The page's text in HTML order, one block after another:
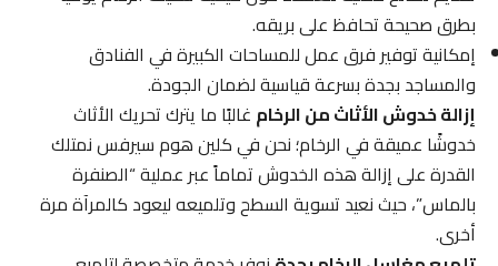
بطرق صحيحة تحافظ على بريقه.
إمكانية توفير فرق عمل للمساحات الكبيرة في الفنادق
والمساجد بجدة بسرعة قياسية لضمان الجودة.
إزالة خدوش الأثاث من الرخامغالبًا ما يترك تحريك الأثاث
خدوشًا عميقة في الرخام؛ نحن في كلين هوم سيرفس نمتلك
القدرة على إزالة هذه الخدوش تماماً عبر عملية “الصنفرة
بالماس”، حيث نعيد تسوية السطح وتلميعه ليعود كالمرآة مرة
أخرى.